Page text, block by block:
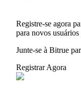
Registre-se agora
para novos
Junte-se à Bitrue
Registrar Agora